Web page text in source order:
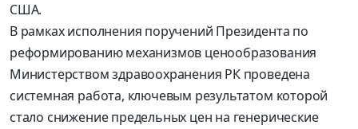
США.
В рамках исполнения поручений Президента по
реформированию механизмов ценообразования
Министерством здравоохранения РК проведена
системная работа, ключевым результатом которой
стало снижение предельных цен на генерические